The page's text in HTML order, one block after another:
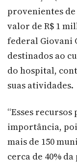
provenientes
valor de R$ 1
federal Giovani
destinados ao
do hospital,
suas atividades.
“Esses
importância,
mais de 150
cerca de 40%